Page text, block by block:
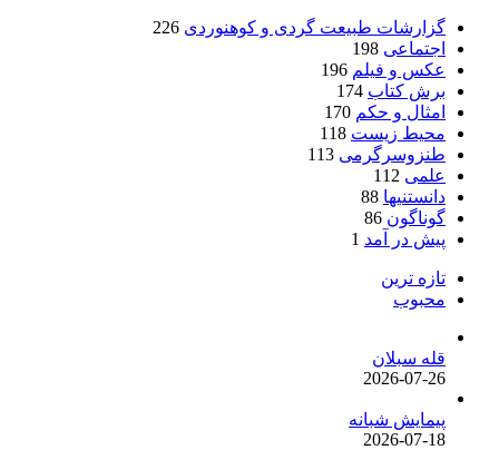
گزارشات طبیعت گردی و کوهنوردی 226
اجتماعی 198
عکس و فیلم 196
برش کتاب 174
امثال و حکم 170
محیط زیست 118
طنزوسرگرمی 113
علمی 112
دانستنیها 88
گوناگون 86
پیش در آمد
1
تازه ترین
محبوب
قله سبلان
2026-07-26
پیمایش شبانه
2026-07-18